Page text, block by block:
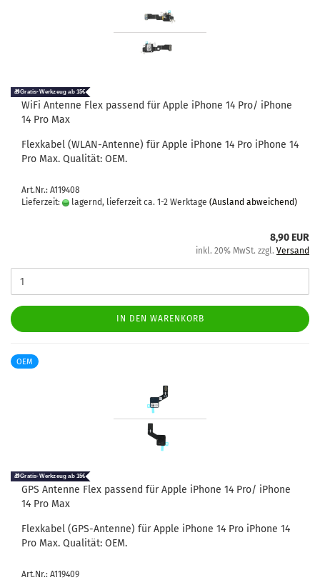
WiFi An­ten­ne Flex pas­send für Apple iPho­ne 14 Pro/ iPho­ne
14 Pro Max
Flex­ka­bel (WLAN-​Antenne) für Apple iPho­ne 14 Pro iPho­ne 14
Pro Max. Qua­li­tät: OEM.
Art.Nr.: A119408
Lieferzeit:
lagernd, lieferzeit ca. 1-2 Werktage (Ausland abweichend)
8,90 EUR
inkl. 20% MwSt. zzgl. Versand
IN DEN WARENKORB
OEM
GPS An­ten­ne Flex pas­send für Apple iPho­ne 14 Pro/ iPho­ne
14 Pro Max
Flex­ka­bel (GPS-​Antenne) für Apple iPho­ne 14 Pro iPho­ne 14
Pro Max. Qua­li­tät: OEM.
Art.Nr.: A119409